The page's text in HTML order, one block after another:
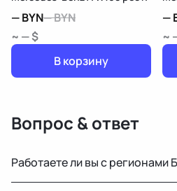
—BYN—BYN
~ — $
В корзину
—
~
Вопрос & ответ
Работаете ли вы с регионами